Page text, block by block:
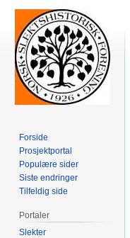
Forside
Prosjektportal
Populære sider
Siste endringer
Tilfeldig side
Portaler
Slekter